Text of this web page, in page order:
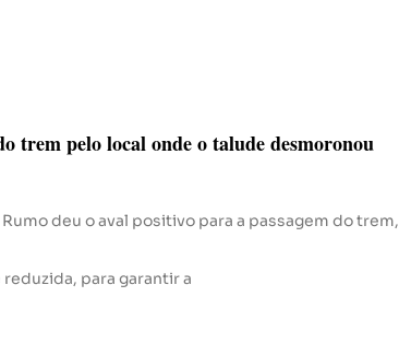
trem pelo local onde o talude desmoronou
deu o aval positivo para a passagem do trem,
para garantir a